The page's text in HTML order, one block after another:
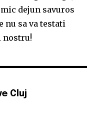
dejun savuros
nu sa va testati
nostru!
Cluj